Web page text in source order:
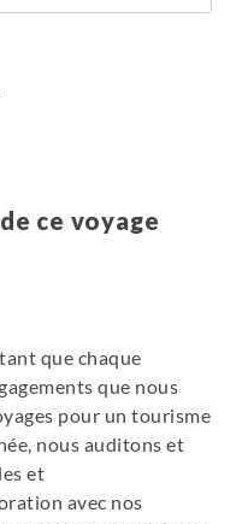
ce voyage
que chaque
que nous
pour un tourisme
nous auditons et
et
avec nos